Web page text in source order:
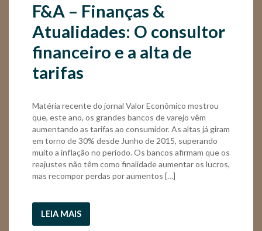
F&A – Finanças &
Atualidades: O consultor
financeiro e a alta de
tarifas
Matéria recente do jornal Valor Econômico mostrou
que, este ano, os grandes bancos de varejo vêm
aumentando as tarifas ao consumidor. As altas já giram
em torno de 30% desde Junho de 2015, superando
muito a inflação no período. Os bancos afirmam que os
reajustes não têm como finalidade aumentar os lucros,
mas recompor perdas por aumentos […]
LEIA MAIS